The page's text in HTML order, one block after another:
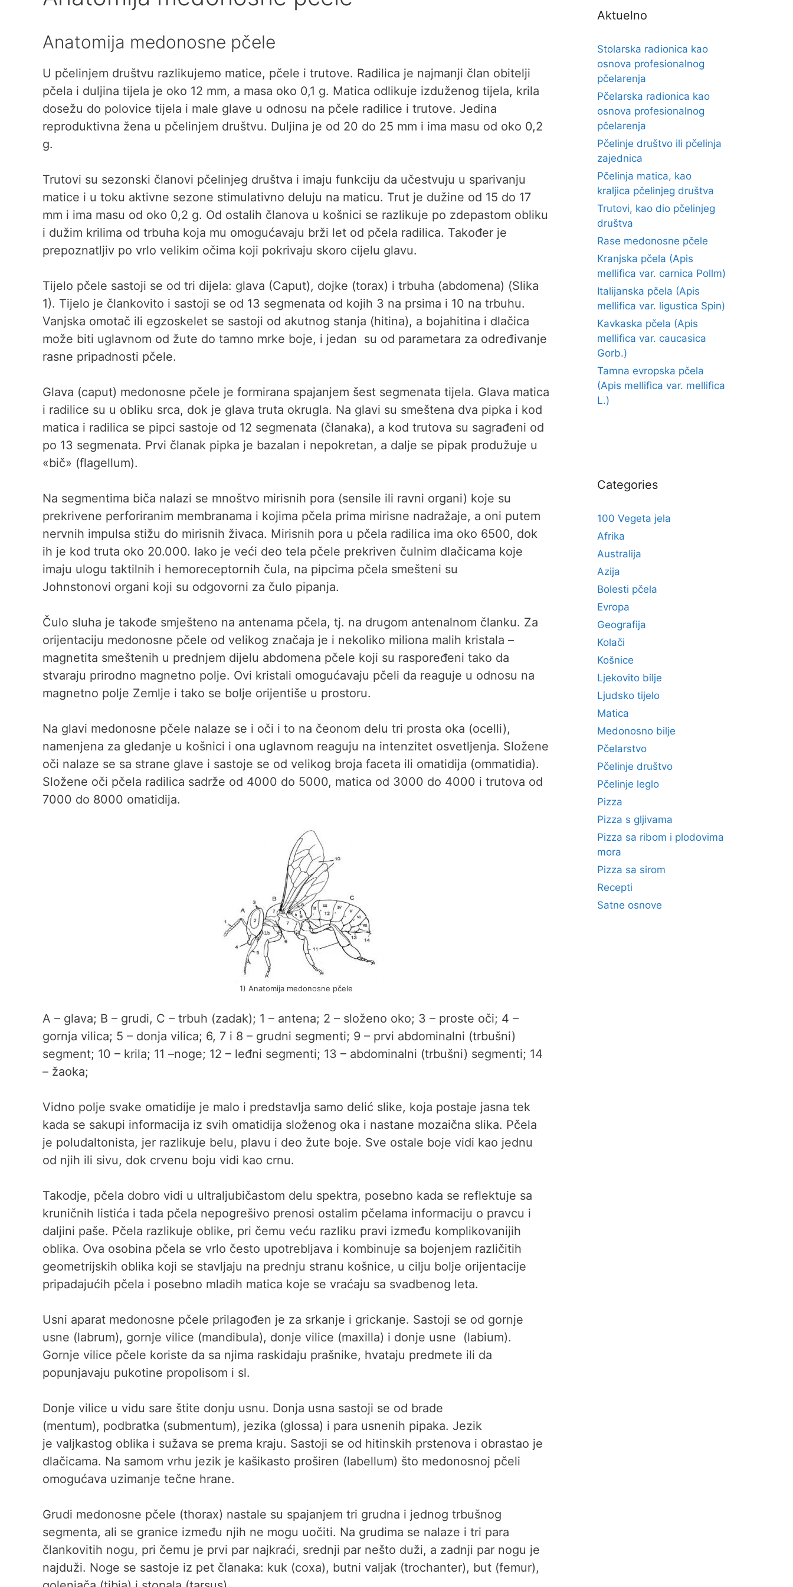
Anatomija medonosne pčele
U pčelinjem društvu razlikujemo matice, pčele i trutove. Radilica je najmanji član obitelji
pčela i duljina tijela je oko 12 mm, a masa oko 0,1 g. Matica odlikuje izduženog tijela, krila
dosežu do polovice tijela i male glave u odnosu na pčele radilice i trutove. Jedina
reproduktivna žena u pčelinjem društvu. Duljina je od 20 do 25 mm i ima masu od oko 0,2
g.
Trutovi su sezonski članovi pčelinjeg društva i imaju funkciju da učestvuju u sparivanju
matice i u toku aktivne sezone stimulativno deluju na maticu. Trut je dužine od 15 do 17
mm i ima masu od oko 0,2 g. Od ostalih članova u košnici se razlikuje po zdepastom obliku
i dužim krilima od trbuha koja mu omogućavaju brži let od pčela radilica. Također je
prepoznatljiv po vrlo velikim očima koji pokrivaju skoro cijelu glavu.
Tijelo pčele sastoji se od tri dijela: glava (Caput), dojke (torax) i trbuha (abdomena) (Slika
1). Tijelo je člankovito i sastoji se od 13 segmenata od kojih 3 na prsima i 10 na trbuhu.
Vanjska omotač ili egzoskelet se sastoji od akutnog stanja (hitina), a bojahitina i dlačica
može biti uglavnom od žute do tamno mrke boje, i jedan su od parametara za određivanje
rasne pripadnosti pčele.
Glava (caput) medonosne pčele je formirana spajanjem šest segmenata tijela. Glava matica
i radilice su u obliku srca, dok je glava truta okrugla. Na glavi su smeštena dva pipka i kod
matica i radilica se pipci sastoje od 12 segmenata (članaka), a kod trutova su sagrađeni od
po 13 segmenata. Prvi članak pipka je bazalan i nepokretan, a dalje se pipak produžuje u
«bič» (flagellum).
Na segmentima biča nalazi se mnoštvo mirisnih pora (sensile ili ravni organi) koje su
prekrivene perforiranim membranama i kojima pčela prima mirisne nadražaje, a oni putem
nervnih impulsa stižu do mirisnih živaca. Mirisnih pora u pčela radilica ima oko 6500, dok
ih je kod truta oko 20.000. Iako je veći deo tela pčele prekriven čulnim dlačicama koje
imaju ulogu taktilnih i hemoreceptornih čula, na pipcima pčela smešteni su
Johnstonovi organi koji su odgovorni za čulo pipanja.
Čulo sluha je takođe smješteno na antenama pčela, tj. na drugom antenalnom članku. Za
orijentaciju medonosne pčele od velikog značaja je i nekoliko miliona malih kristala –
magnetita smeštenih u prednjem dijelu abdomena pčele koji su raspoređeni tako da
stvaraju prirodno magnetno polje. Ovi kristali omogućavaju pčeli da reaguje u odnosu na
magnetno polje Zemlje i tako se bolje orijentiše u prostoru.
Na glavi medonosne pčele nalaze se i oči i to na čeonom delu tri prosta oka (ocelli),
namenjena za gledanje u košnici i ona uglavnom reaguju na intenzitet osvetljenja. Složene
oči nalaze se sa strane glave i sastoje se od velikog broja faceta ili omatidija (ommatidia).
Složene oči pčela radilica sadrže od 4000 do 5000, matica od 3000 do 4000 i trutova od
7000 do 8000 omatidija.
1) Anatomija medonosne pčele
A – glava; B – grudi, C – trbuh (zadak); 1 – antena; 2 – složeno oko; 3 – proste oči; 4 –
gornja vilica; 5 – donja vilica; 6, 7 i 8 – grudni segmenti; 9 – prvi abdominalni (trbušni)
segment; 10 – krila; 11 –noge; 12 – leđni segmenti; 13 – abdominalni (trbušni) segmenti; 14
– žaoka;
Vidno polje svake omatidije je malo i predstavlja samo delić slike, koja postaje jasna tek
kada se sakupi informacija iz svih omatidija složenog oka i nastane mozaična slika. Pčela
je poludaltonista, jer razlikuje belu, plavu i deo žute boje. Sve ostale boje vidi kao jednu
od njih ili sivu, dok crvenu boju vidi kao crnu.
Takodje, pčela dobro vidi u ultraljubičastom delu spektra, posebno kada se reflektuje sa
kruničnih listića i tada pčela nepogrešivo prenosi ostalim pčelama informaciju o pravcu i
daljini paše. Pčela razlikuje oblike, pri čemu veću razliku pravi između komplikovanijih
oblika. Ova osobina pčela se vrlo često upotrebljava i kombinuje sa bojenjem različitih
geometrijskih oblika koji se stavljaju na prednju stranu košnice, u cilju bolje orijentacije
pripadajućih pčela i posebno mladih matica koje se vraćaju sa svadbenog leta.
Usni aparat medonosne pčele prilagođen je za srkanje i grickanje. Sastoji se od gornje
usne (labrum), gornje vilice (mandibula), donje vilice (maxilla) i donje usne (labium).
Gornje vilice pčele koriste da sa njima raskidaju prašnike, hvataju predmete ili da
popunjavaju pukotine propolisom i sl.
Donje vilice u vidu sare štite donju usnu. Donja usna sastoji se od brade
(mentum), podbratka (submentum), jezika (glossa) i para usnenih pipaka. Jezik
je valjkastog oblika i sužava se prema kraju. Sastoji se od hitinskih prstenova i obrastao je
dlačicama. Na samom vrhu jezik je kašikasto proširen (labellum) što medonosnoj pčeli
omogućava uzimanje tečne hrane.
Grudi medonosne pčele (thorax) nastale su spajanjem tri grudna i jednog trbušnog
segmenta, ali se granice između njih ne mogu uočiti. Na grudima se nalaze i tri para
člankovitih nogu, pri čemu je prvi par najkraći, srednji par nešto duži, a zadnji par nogu je
najduži. Noge se sastoje iz pet članaka: kuk (coxa), butni valjak (trochanter), but (femur),
Aktuelno
Stolarska radionica kao
osnova profesionalnog
pčelarenja
Pčelarska radionica kao
osnova profesionalnog
pčelarenja
Pčelinje društvo ili pčelinja
zajednica
Pčelinja matica, kao
kraljica pčelinjeg društva
Trutovi, kao dio pčelinjeg
društva
Rase medonosne pčele
Kranjska pčela (Apis
mellifica var. carnica Pollm)
Italijanska pčela (Apis
mellifica var. ligustica Spin)
Kavkaska pčela (Apis
mellifica var. caucasica
Gorb.)
Tamna evropska pčela
(Apis mellifica var. mellifica
L.)
Categories
100 Vegeta jela
Afrika
Australija
Azija
Bolesti pčela
Evropa
Geografija
Kolači
Košnice
Ljekovito bilje
Ljudsko tijelo
Matica
Medonosno bilje
Pčelarstvo
Pčelinje društvo
Pčelinje leglo
Pizza
Pizza s gljivama
Pizza sa ribom i plodovima
mora
Pizza sa sirom
Recepti
Satne osnove